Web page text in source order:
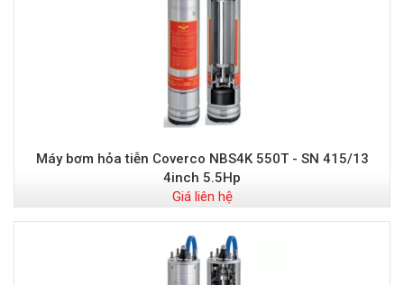
Máy bơm hỏa tiễn Coverco NBS4K 550T - SN 415/13
4inch 5.5Hp
Giá liên hệ